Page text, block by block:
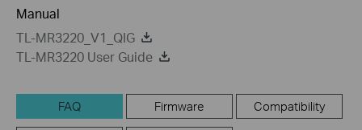
Manual
TL-MR3220_V1_QIG
TL-MR3220 User Guide
FAQ Firmware Compatibility